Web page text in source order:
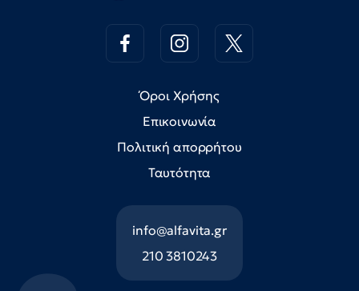
Όροι Χρήσης
Επικοινωνία
Πολιτική απορρήτου
Ταυτότητα
info@alfavita.gr
210 3810243